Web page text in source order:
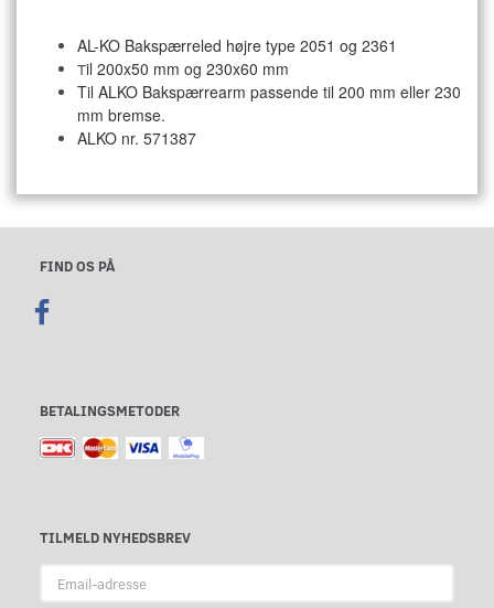
AL-KO Bakspærreled højre type 2051 og 2361
Til 200x50 mm og 230x60 mm
Til ALKO Bakspærrearm passende til 200 mm eller 230
mm bremse.
ALKO nr. 571387
FIND OS PÅ
BETALINGSMETODER
TILMELD NYHEDSBREV
adresse